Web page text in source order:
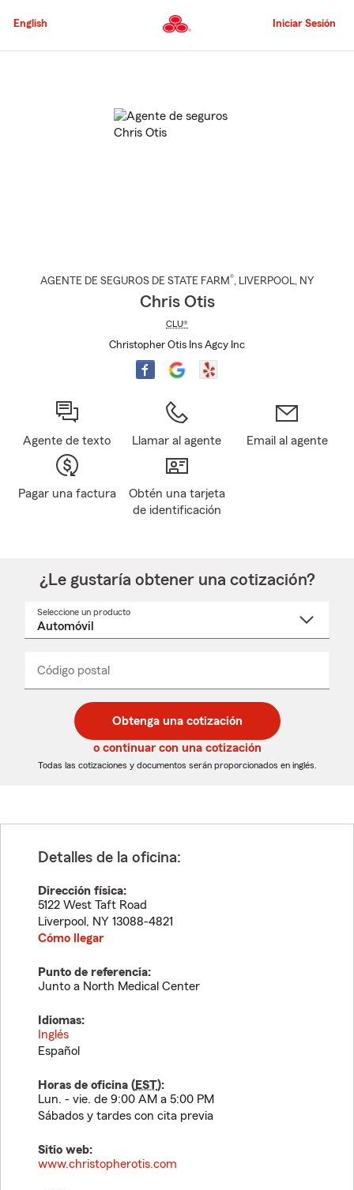
al
principal
English Iniciar Sesión
AGENTE DE SEGUROS DE STATE FARM®, LIVERPOOL, NY
Chris Otis
CLU®
Christopher Otis Ins Agcy Inc
Agente de texto Llamar al agente Email al agente
Pagar una factura
Obtén una tarjeta
de identificación
¿Le gustaría obtener una cotización?
Seleccione un producto
desplegable
Código postal
de
5
dígitos
de
5
dígitos
_____
Obtenga una cotización
o continuar con una cotización
Todas las cotizaciones y documentos serán proporcionados en inglés.
Detalles de la oficina:
Dirección física:
5122 West Taft Road
Liverpool , NY 13088-4821
Cómo llegar
Punto de referencia:
Junto a North Medical Center
Idiomas:
Inglés
Español
Horas de oficina (EST):
Lun. - vie. de 9:00 AM a 5:00 PM
Sábados y tardes con cita previa
Sitio web:
www.christopherotis.com